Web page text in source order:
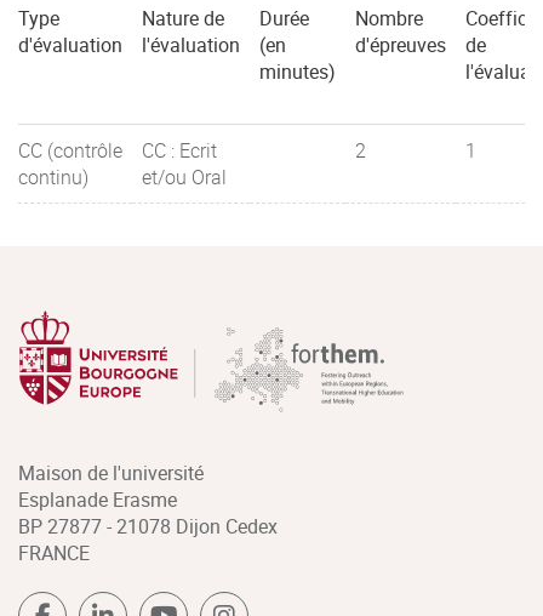
Type
d'évaluation
Nature de
l'évaluation
Durée
(en
minutes)
Nombre
d'épreuves
de
CC (contrôle
continu)
CC : Ecrit
et/ou Oral
2 1
Maison de l'université
Esplanade Erasme
BP 27877 - 21078 Dijon Cedex
FRANCE